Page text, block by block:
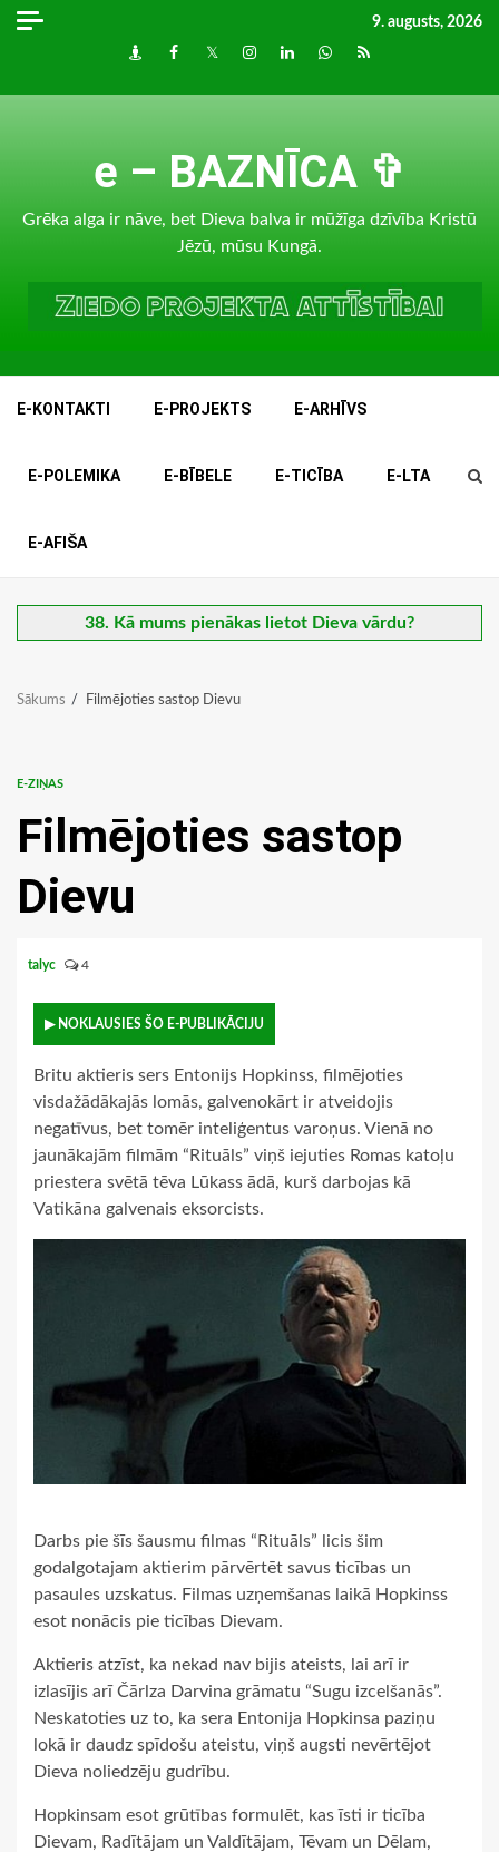
Skip
9. augusts, 2026
DraugiemFacebook
TwitterInstagram
LinkedInwhatsapp
RSS
e – BAZNĪCA ✞
Grēka alga ir nāve, bet Dieva balva ir mūžīga dzīvība Kristū
Jēzū, mūsu Kungā.
E-KONTAKTI E-PROJEKTS E-ARHĪVS
E-POLEMIKA E-BĪBELE E-TICĪBA E-LTA
E-AFIŠA
38. Kā mums pienākas lietot Dieva vārdu?
Sākums Filmējoties sastop Dievu
E-ZIŅAS
Filmējoties sastop
Dievu
talyc 4
▶ NOKLAUSIES ŠO E-PUBLIKĀCIJU
Britu aktieris sers Entonijs Hopkinss, filmējoties
visdažādākajās lomās, galvenokārt ir atveidojis
negatīvus, bet tomēr inteliģentus varoņus. Vienā no
jaunākajām filmām “Rituāls” viņš iejuties Romas katoļu
priestera svētā tēva Lūkass ādā, kurš darbojas kā
Vatikāna galvenais eksorcists.
Darbs pie šīs šausmu filmas “Rituāls” licis šim
godalgotajam aktierim pārvērtēt savus ticības un
pasaules uzskatus. Filmas uzņemšanas laikā Hopkinss
esot nonācis pie ticības Dievam.
Aktieris atzīst, ka nekad nav bijis ateists, lai arī ir
izlasījis arī Čārlza Darvina grāmatu “Sugu izcelšanās”.
Neskatoties uz to, ka sera Entonija Hopkinsa paziņu
lokā ir daudz spīdošu ateistu, viņš augsti nevērtējot
Dieva noliedzēju gudrību.
Hopkinsam esot grūtības formulēt, kas īsti ir ticība
Dievam, Radītājam un Valdītājam, Tēvam un Dēlam,